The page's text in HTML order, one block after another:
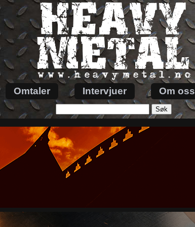
Omtaler Intervjuer Om oss
etter: